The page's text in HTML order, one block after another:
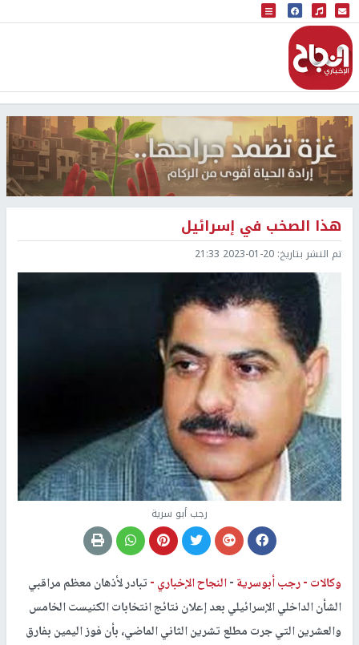
البث المباشر
إذاعة النجاح
هذا الصخب في إسرائيل
تم النشر بتاريخ: 2023-01-20 21:33
رجب أبو سرية
وكالات -رجب أبوسرية-النجاح الإخباري -تبادر لأذهان معظم مراقبي
الشأن الداخلي الإسرائيلي بعد إعلان نتائج انتخابات الكنيست الخامس
والعشرين التي جرت مطلع تشرين الثاني الماضي، بأن فوز اليمين بفارق